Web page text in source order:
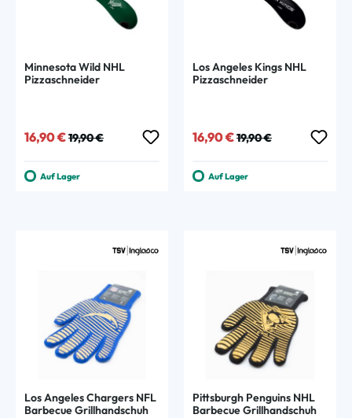
Minnesota Wild NHL
Pizzaschneider
Verkaufspreis:
16,90 € Regulärer Preis:
19,90 €
Auf Lager
Los Angeles Kings NHL
Pizzaschneider
Verkaufspreis:
16,90 € Regulärer Preis:
19,90 €
Auf Lager
Los Angeles Chargers NFL
Barbecue Grillhandschuh
Pittsburgh Penguins NHL
Barbecue Grillhandschuh